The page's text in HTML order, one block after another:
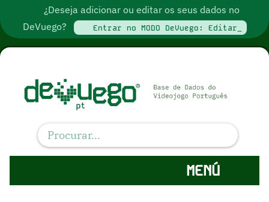
¿Deseja adicionar ou editar os seus dados no
DeVuego?
Entrar no MODO DeVuego: Editar_
MENÚ